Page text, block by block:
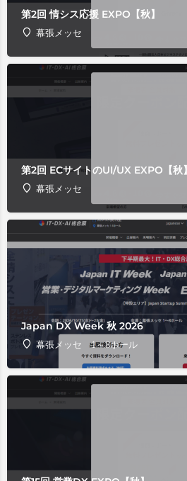
第2回 情シス応援 EXPO【秋】
幕張メッセ
第2回 ECサイトのUI/UX EXPO【秋】
幕張メッセ
Japan DX Week 秋 2026
幕張メッセ 1～8ホール